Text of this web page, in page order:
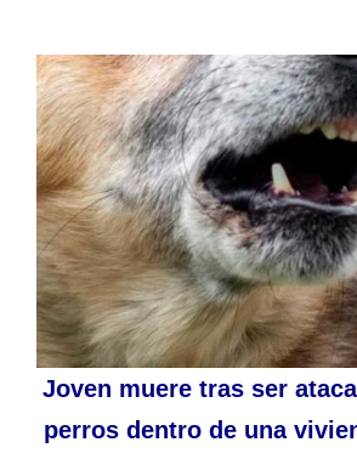
Joven muere tras ser
perros dentro de una